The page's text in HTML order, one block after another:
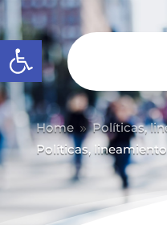
Abrir barra de
Home 9 Políticas,
Políticas,